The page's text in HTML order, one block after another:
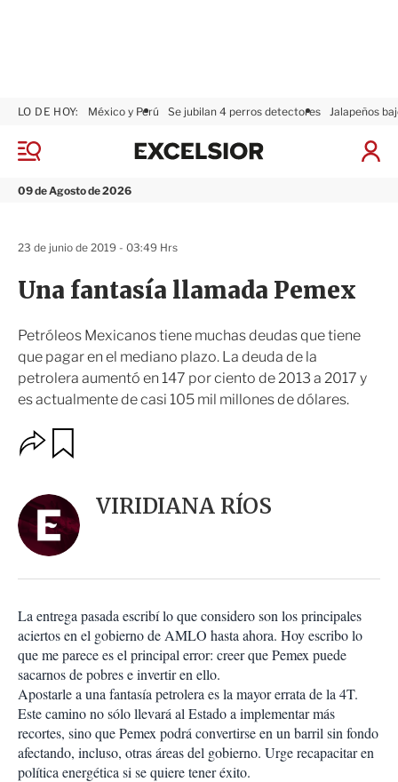
M
n
09 de Agosto de 2026
LO DE HOY: México y Perú Se jubilan 4 perros detectores Jalapeños
I
x
Una fantasía llamada Pemex
Petróleos Mexicanos tiene muchas deudas que tiene
que pagar en el mediano plazo. La deuda de la
petrolera aumentó en 147 por ciento de 2013 a 2017 y
es actualmente de casi 105 mil millones de dólares.
23 de junio de 2019 - 03:49 Hrs
O
p
n
e
s
o
m
p
a
r
i
r
a
r
VIRIDIANA RÍOS
La entrega pasada escribí lo que considero son los principales
aciertos en el gobierno de AMLO hasta ahora. Hoy escribo lo
que me parece es el principal error: creer que Pemex puede
sacarnos de pobres e invertir en ello.
Apostarle a una fantasía petrolera es la mayor errata de la 4T.
Este camino no sólo llevará al Estado a implementar más
recortes, sino que Pemex podrá convertirse en un barril sin fondo
afectando, incluso, otras áreas del gobierno. Urge recapacitar en
política energética si se quiere tener éxito.